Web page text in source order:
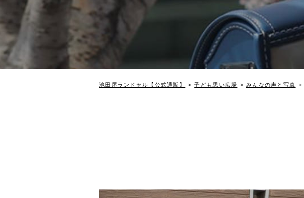
池田屋ランドセル【公式通販】 子ども思い広場 みんなの声と写真